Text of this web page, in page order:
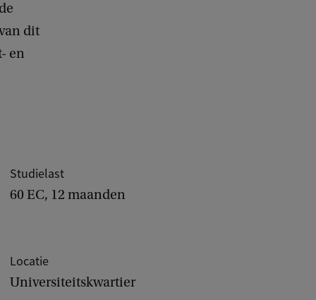
dit
en
Studielast
60 EC, 12 maanden
Locatie
Universiteitskwartier